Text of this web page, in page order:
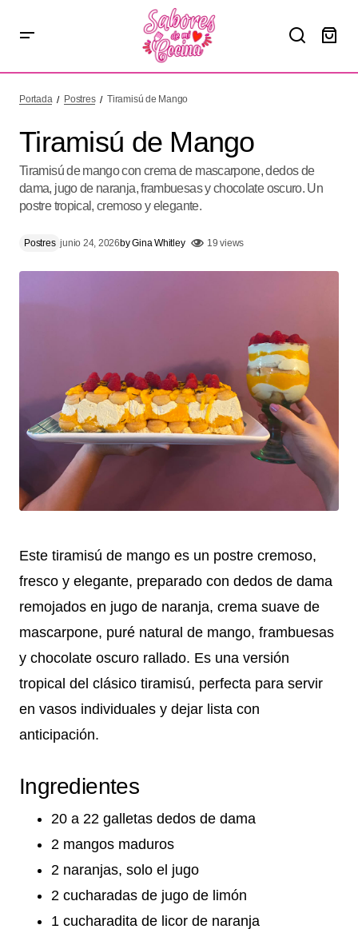
Portada Postres Tiramisú de Mango
Tiramisú de Mango
Tiramisú de mango con crema de mascarpone, dedos de
dama, jugo de naranja, frambuesas y chocolate oscuro. Un
postre tropical, cremoso y elegante.
Postres junio 24, 2026byGina Whitley 19 views
Este tiramisú de mango es un postre cremoso,
fresco y elegante, preparado con dedos de dama
remojados en jugo de naranja, crema suave de
mascarpone, puré natural de mango, frambuesas
y chocolate oscuro rallado. Es una versión
tropical del clásico tiramisú, perfecta para servir
en vasos individuales y dejar lista con
anticipación.
Ingredientes
20 a 22 galletas dedos de dama
2 mangos maduros
2 naranjas, solo el jugo
2 cucharadas de jugo de limón
1 cucharadita de licor de naranja